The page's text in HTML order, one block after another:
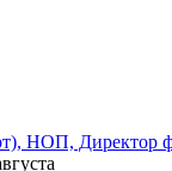
НОП, Директор